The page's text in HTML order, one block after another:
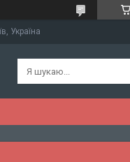
Україна